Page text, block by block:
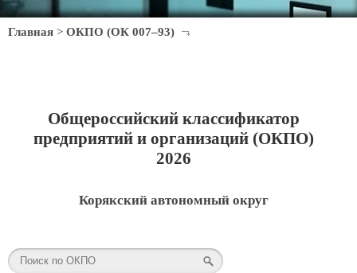
Главная > ОКПО (ОК 007–93)
Общероссийский классификатор
предприятий и организаций (ОКПО)
2026
Корякский автономный округ